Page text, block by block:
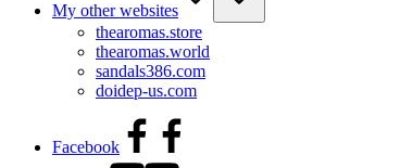
My other websites
thearomas.store
thearomas.world
sandals386.com
doidep-us.com
Facebook